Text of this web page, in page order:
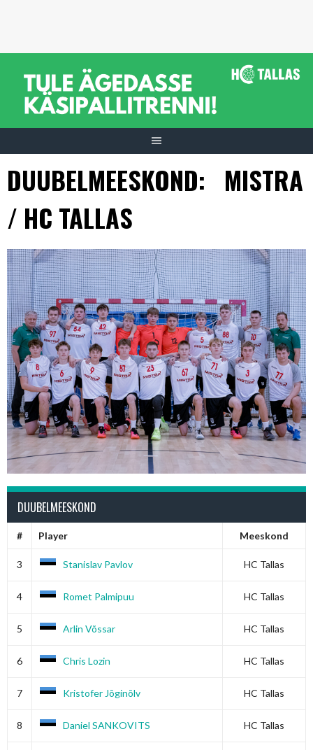
DUUBELMEESKOND: MISTRA
/ HC TALLAS
DUUBELMEESKOND
# Player Meeskond
3 Stanislav Pavlov HC Tallas
4 Romet Palmipuu HC Tallas
5 Arlin Võssar HC Tallas
6 Chris Lozin HC Tallas
7 Kristofer Jõginõlv HC Tallas
8 Daniel SANKOVITS HC Tallas